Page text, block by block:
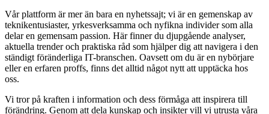
Vår plattform är mer än bara en nyhetssajt; vi är en gemenskap av
teknikentusiaster, yrkesverksamma och nyfikna individer som alla
delar en gemensam passion. Här finner du djupgående analyser,
aktuella trender och praktiska råd som hjälper dig att navigera i den
ständigt föränderliga IT-branschen. Oavsett om du är en nybörjare
eller en erfaren proffs, finns det alltid något nytt att upptäcka hos
oss.
Vi tror på kraften i information och dess förmåga att inspirera till
förändring. Genom att dela kunskap och insikter vill vi utrusta våra